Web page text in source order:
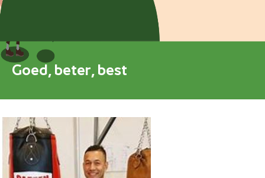
Goed, beter, best